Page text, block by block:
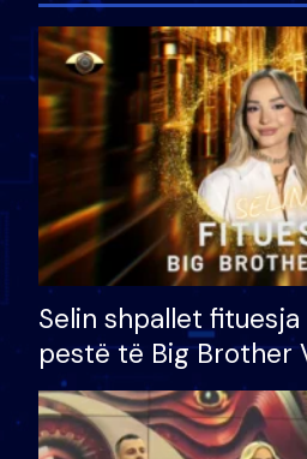
Selin shpallet
pestë të Big Brother
çmimin e madh prej